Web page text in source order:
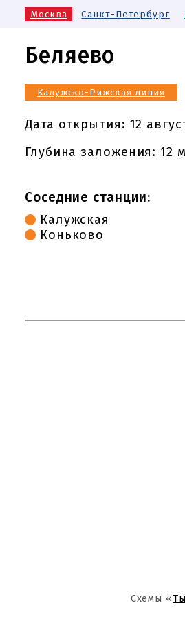
Москва Санкт-Петербург
Беляево
Калужско-Рижская линия
Дата открытия: 12
Глубина заложения: 12
Соседние станции:
Калужская
Коньково
Схемы «